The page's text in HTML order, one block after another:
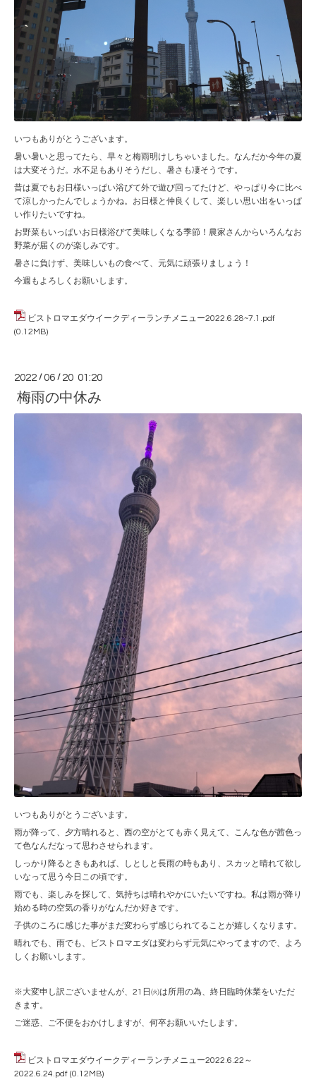
いつもありがとうございます。
暑い暑いと思ってたら、早々と梅雨明けしちゃいました。なんだか今年の夏
は大変そうだ。水不足もありそうだし、暑さも凄そうです。
昔は夏でもお日様いっぱい浴びて外で遊び回ってたけど、やっぱり今に比べ
て涼しかったんでしょうかね。お日様と仲良くして、楽しい思い出をいっぱ
い作りたいですね。
お野菜もいっぱいお日様浴びて美味しくなる季節！農家さんからいろんなお
野菜が届くのが楽しみです。
暑さに負けず、美味しいもの食べて、元気に頑張りましょう！
今週もよろしくお願いします。
ビストロマエダウイークディーランチメニュー2022.6.28~7.1.pdf
(0.12MB)
2022 /06 / 20 01:20
梅雨の中休み
いつもありがとうございます。
雨が降って、夕方晴れると、西の空がとても赤く見えて、こんな色が茜色っ
て色なんだなって思わさせられます。
しっかり降るときもあれば、しとしと長雨の時もあり、スカッと晴れて欲し
いなって思う今日この頃です。
雨でも、楽しみを探して、気持ちは晴れやかにいたいですね。私は雨が降り
始める時の空気の香りがなんだか好きです。
子供のころに感じた事がまだ変わらず感じられてることが嬉しくなります。
晴れでも、雨でも、ビストロマエダは変わらず元気にやってますので、よろ
しくお願いします。
※大変申し訳ございませんが、21日㈫は所用の為、終日臨時休業をいただ
きます。
ご迷惑、ご不便をおかけしますが、何卒お願いいたします。
ビストロマエダウイークディーランチメニュー2022.6.22～
2022.6.24.pdf (0.12MB)